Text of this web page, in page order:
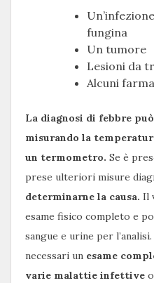
fungina
Un tumore
Lesioni da
Alcuni
La diagnosi di febbre
misurando la
un termometro. Se è
prese ulteriori misure
determinarne la causa. Il
esame fisico completo e
sangue e urine per
necessari un esame
varie malattie infettive o